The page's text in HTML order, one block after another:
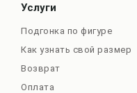
Услуги
Подгонка по фигуре
Как узнать свой размер
Возврат
Оплата